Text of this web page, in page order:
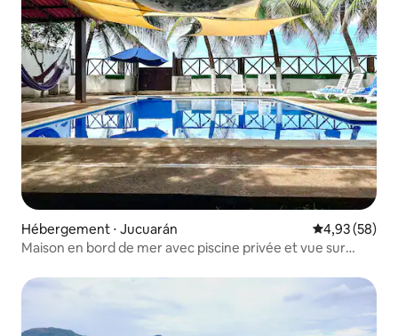
Hébergement ⋅ Jucuarán Évaluation
4,93 (58)
Maison en bord de mer avec piscine privée et vue sur